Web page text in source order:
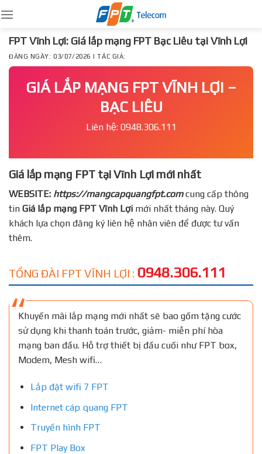
to
content
FPT Vĩnh Lợi: Giá lắp mạng FPT Bạc Liêu tại Vĩnh Lợi
ĐĂNG NGÀY: 03/07/2026 | TÁC GIẢ:
GIÁ LẮP MẠNG FPT VĨNH LỢI –
BẠC LIÊU
Liên hệ: 0948.306.111
Giá lắp mạng FPT tại Vĩnh Lợi mới nhất
WEBSITE: https://mangcapquangfpt.comcung cấp thông
tin Giá lắp mạng FPT Vĩnh Lợi mới nhất tháng này. Quý
khách lựa chọn đăng ký liên hệ nhân viên để được tư vấn
thêm.
TỔNG ĐÀI FPT VĨNH LỢI : 0948.306.111
Khuyến mãi lắp mạng mới nhất sẽ bao gồm tặng cước
sử dụng khi thanh toán trước, giảm- miễn phí hòa
mạng ban đầu. Hỗ trợ thiết bị đầu cuối như FPT box,
Modem, Mesh wifi…
Lắp đặt wifi 7 FPT
Internet cáp quang FPT
Truyền hình FPT
FPT Play Box